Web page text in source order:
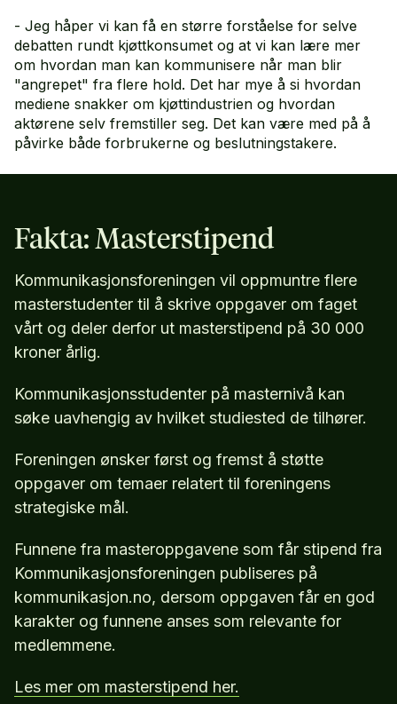
- Jeg håper vi kan få en større forståelse for selve
debatten rundt kjøttkonsumet og at vi kan lære mer
om hvordan man kan kommunisere når man blir
"angrepet" fra flere hold. Det har mye å si hvordan
mediene snakker om kjøttindustrien og hvordan
aktørene selv fremstiller seg. Det kan være med på å
påvirke både forbrukerne og beslutningstakere.
Fakta: Masterstipend
Kommunikasjonsforeningen vil oppmuntre flere
masterstudenter til å skrive oppgaver om faget
vårt og deler derfor ut masterstipend på 30 000
kroner årlig.
Kommunikasjonsstudenter på masternivå kan
søke uavhengig av hvilket studiested de tilhører.
Foreningen ønsker først og fremst å støtte
oppgaver om temaer relatert til foreningens
strategiske mål.
Funnene fra masteroppgavene som får stipend fra
Kommunikasjonsforeningen publiseres på
kommunikasjon.no, dersom oppgaven får en god
karakter og funnene anses som relevante for
medlemmene.
Les mer om masterstipend her.